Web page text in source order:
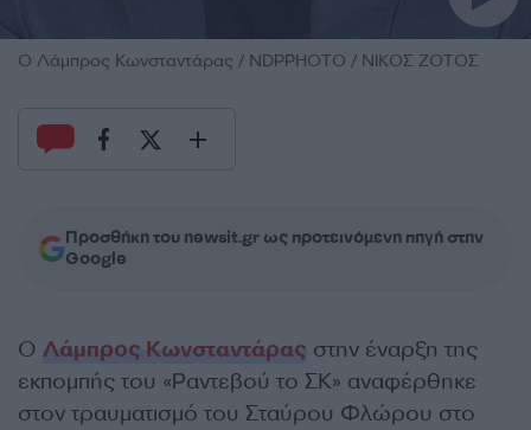
Ο Λάμπρος Κωνσταντάρας / NDPPHOTO / ΝΙΚΟΣ ΖΟΤΟΣ
Προσθήκη του newsit.gr ως προτεινόμενη πηγή στην
Google
Ο Λάμπρος Κωνσταντάρας στην έναρξη της
εκπομπής του «Ραντεβού το ΣΚ» αναφέρθηκε
στον τραυματισμό του Σταύρου Φλώρου στο